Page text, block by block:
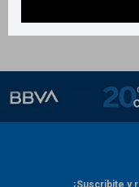
¡Suscribite y